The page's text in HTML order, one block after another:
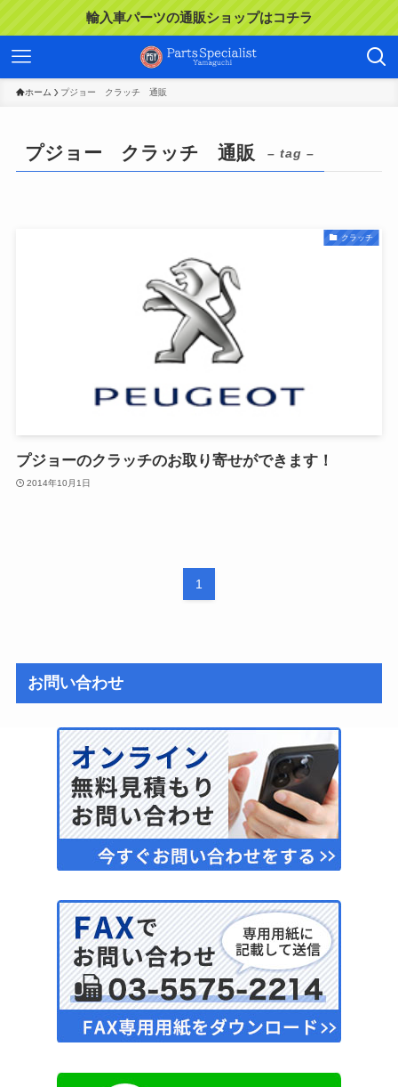
輸入車パーツの通販ショップはコチラ
ホーム プジョー クラッチ 通販
プジョー クラッチ 通販 – tag –
クラッチ
プジョーのクラッチのお取り寄せができます！
2014年10月1日
1
お問い合わせ